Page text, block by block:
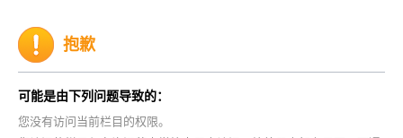
抱歉
可能是由下列问题导致的：
您没有访问当前栏目的权限。